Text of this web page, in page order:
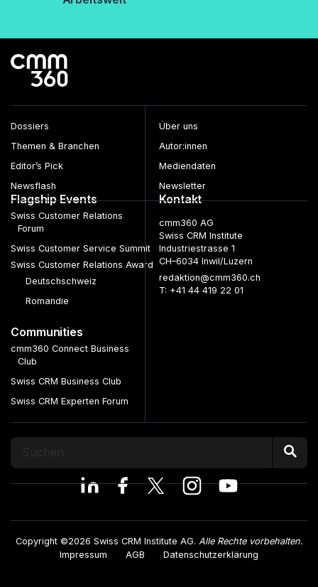
Dossiers
Themen & Branchen
Editor’s Pick
Newsflash
Über uns
Autor:innen
Mediendaten
Newsletter
Flagship Events
Swiss Customer Relations
Forum
Swiss Customer Service Summit
Swiss Customer Relations Award
Deutschschweiz
Romandie
Communities
cmm360 Connect Business
Club
Swiss CRM Business Club
Swiss CRM Experten Forum
Kontakt
cmm360 AG
Swiss CRM Institute
Industriestrasse 1
CH–6034 Inwil/Luzern
redaktion@cmm360.ch
T: +41 44 419 22 01
Copyright ©2026 Swiss CRM Institute AG. Alle Rechte vorbehalten.
Impressum
AGB Datenschutzerklärung